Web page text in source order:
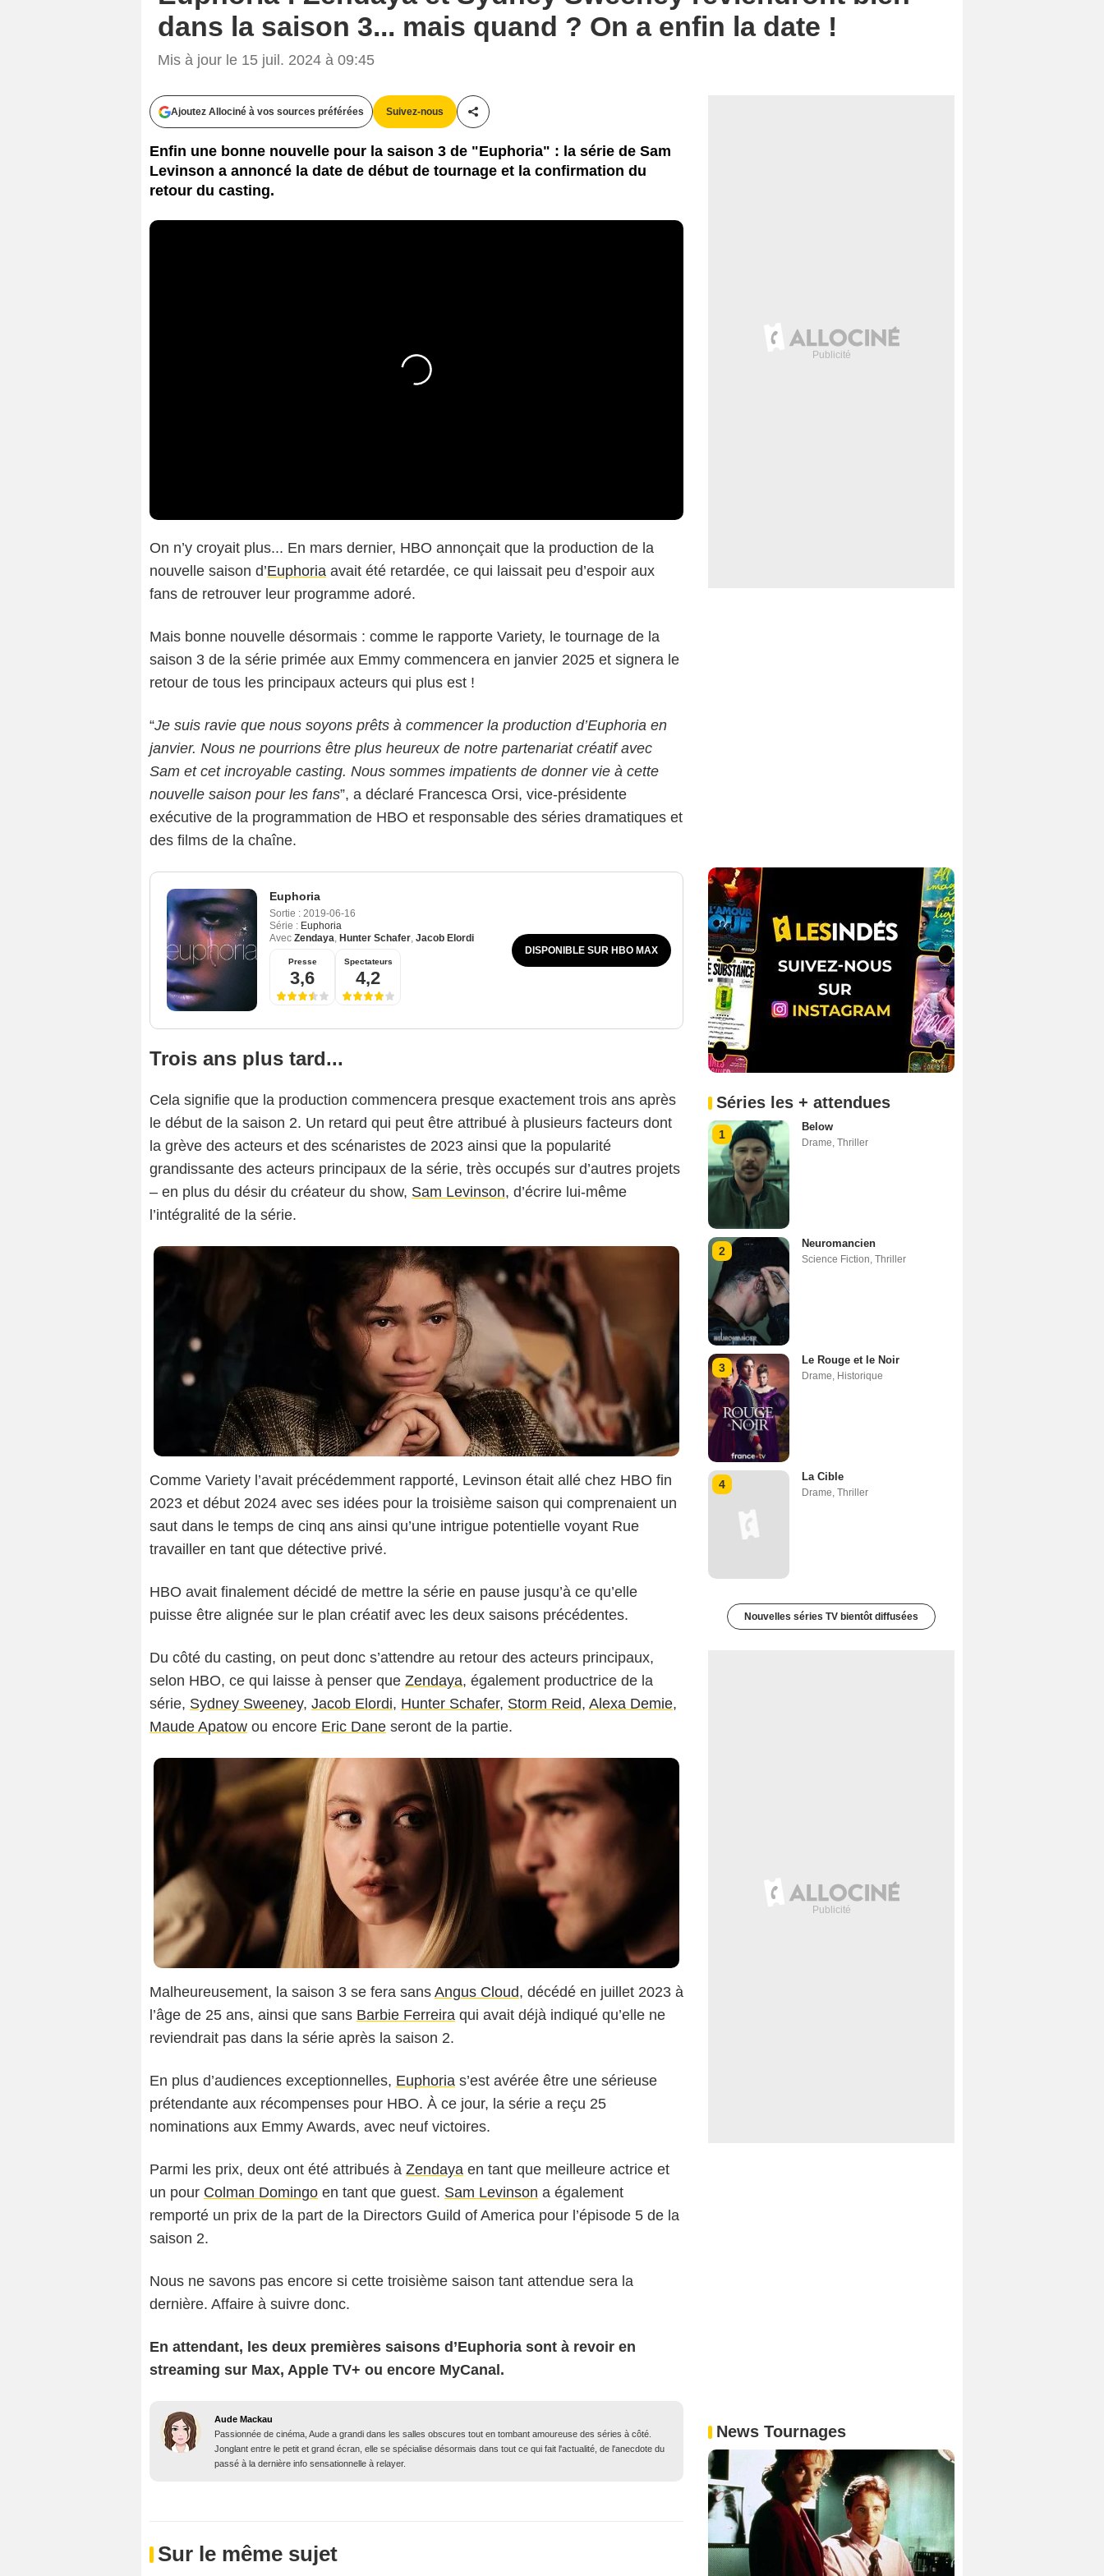
dans la saison 3... mais quand ? On a enfin la date !
Mis à jour le 15 juil. 2024 à 09:45
Ajoutez Allociné à vos sources préférées Suivez-nous
Partager cet article
Enfin une bonne nouvelle pour la saison 3 de "Euphoria" : la série de Sam
Levinson a annoncé la date de début de tournage et la confirmation du
retour du casting.
On n’y croyait plus... En mars dernier, HBO annonçait que la production de la
nouvelle saison d’Euphoria avait été retardée, ce qui laissait peu d’espoir aux
fans de retrouver leur programme adoré.
Mais bonne nouvelle désormais : comme le rapporte Variety, le tournage de la
saison 3 de la série primée aux Emmy commencera en janvier 2025 et signera le
retour de tous les principaux acteurs qui plus est !
“Je suis ravie que nous soyons prêts à commencer la production d’Euphoria en
janvier. Nous ne pourrions être plus heureux de notre partenariat créatif avec
Sam et cet incroyable casting. Nous sommes impatients de donner vie à cette
nouvelle saison pour les fans”, a déclaré Francesca Orsi, vice-présidente
exécutive de la programmation de HBO et responsable des séries dramatiques et
des films de la chaîne.
Euphoria
Sortie : 2019-06-16
Série : Euphoria
Avec Zendaya, Hunter Schafer, Jacob Elordi
Presse
3,6
Spectateurs
4,2
DISPONIBLE SUR HBO MAX
Trois ans plus tard...
Cela signifie que la production commencera presque exactement trois ans après
le début de la saison 2. Un retard qui peut être attribué à plusieurs facteurs dont
la grève des acteurs et des scénaristes de 2023 ainsi que la popularité
grandissante des acteurs principaux de la série, très occupés sur d’autres projets
– en plus du désir du créateur du show, Sam Levinson, d’écrire lui-même
l’intégralité de la série.
Comme Variety l’avait précédemment rapporté, Levinson était allé chez HBO fin
2023 et début 2024 avec ses idées pour la troisième saison qui comprenaient un
saut dans le temps de cinq ans ainsi qu’une intrigue potentielle voyant Rue
travailler en tant que détective privé.
HBO avait finalement décidé de mettre la série en pause jusqu’à ce qu’elle
puisse être alignée sur le plan créatif avec les deux saisons précédentes.
Du côté du casting, on peut donc s’attendre au retour des acteurs principaux,
selon HBO, ce qui laisse à penser que Zendaya, également productrice de la
série, Sydney Sweeney, Jacob Elordi, Hunter Schafer, Storm Reid, Alexa Demie,
Maude Apatow ou encore Eric Dane seront de la partie.
Malheureusement, la saison 3 se fera sans Angus Cloud, décédé en juillet 2023 à
l’âge de 25 ans, ainsi que sans Barbie Ferreira qui avait déjà indiqué qu’elle ne
reviendrait pas dans la série après la saison 2.
En plus d’audiences exceptionnelles, Euphoria s’est avérée être une sérieuse
prétendante aux récompenses pour HBO. À ce jour, la série a reçu 25
nominations aux Emmy Awards, avec neuf victoires.
Parmi les prix, deux ont été attribués à Zendaya en tant que meilleure actrice et
un pour Colman Domingo en tant que guest. Sam Levinson a également
remporté un prix de la part de la Directors Guild of America pour l’épisode 5 de la
saison 2.
Nous ne savons pas encore si cette troisième saison tant attendue sera la
dernière. Affaire à suivre donc.
En attendant, les deux premières saisons d’Euphoria sont à revoir en
streaming sur Max, Apple TV+ ou encore MyCanal.
Aude Mackau
Passionnée de cinéma, Aude a grandi dans les salles obscures tout en tombant amoureuse des séries à côté.
Jonglant entre le petit et grand écran, elle se spécialise désormais dans tout ce qui fait l'actualité, de l'anecdote du
passé à la dernière info sensationnelle à relayer.
Sur le même sujet
Séries les + attendues
1
Below
Drame Thriller
2
Neuromancien
Science Fiction Thriller
3
Le Rouge et le Noir
Drame Historique
4
La Cible
Drame Thriller
Nouvelles séries TV bientôt diffusées
News Tournages